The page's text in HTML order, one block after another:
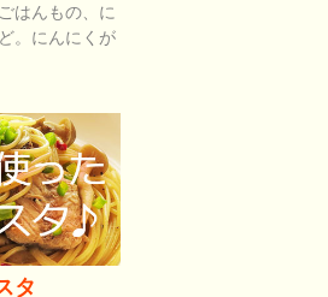
はんもの、に
。にんにくが
タ